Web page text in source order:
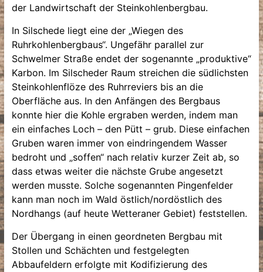
der Landwirtschaft der Steinkohlenbergbau.
In Silschede liegt eine der „Wiegen des
Ruhrkohlenbergbaus“. Ungefähr parallel zur
Schwelmer Straße endet der sogenannte „produktive“
Karbon. Im Silscheder Raum streichen die südlichsten
Steinkohlenflöze des Ruhrreviers bis an die
Oberfläche aus. In den Anfängen des Bergbaus
konnte hier die Kohle ergraben werden, indem man
ein einfaches Loch – den Pütt – grub. Diese einfachen
Gruben waren immer von eindringendem Wasser
bedroht und „soffen“ nach relativ kurzer Zeit ab, so
dass etwas weiter die nächste Grube angesetzt
werden musste. Solche sogenannten Pingenfelder
kann man noch im Wald östlich/nordöstlich des
Nordhangs (auf heute Wetteraner Gebiet) feststellen.
Der Übergang in einen geordneten Bergbau mit
Stollen und Schächten und festgelegten
Abbaufeldern erfolgte mit Kodifizierung des